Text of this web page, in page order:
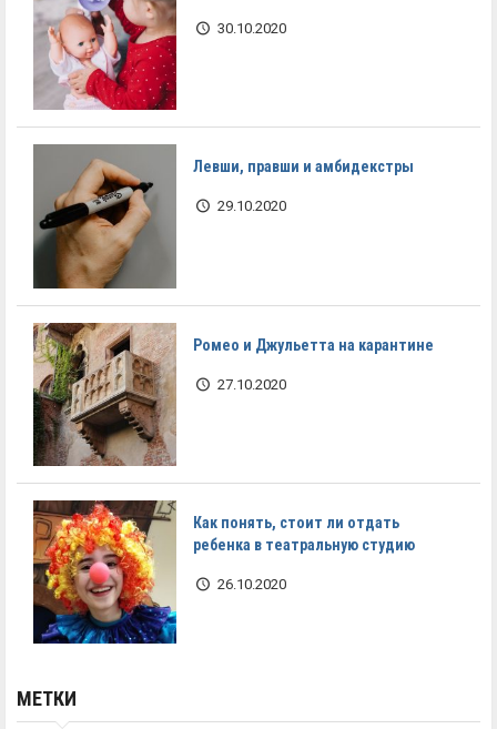
30.10.2020
Левши, правши и амбидекстры
29.10.2020
Ромео и Джульетта на карантине
27.10.2020
Как понять, стоит ли отдать
ребенка в театральную студию
26.10.2020
МЕТКИ